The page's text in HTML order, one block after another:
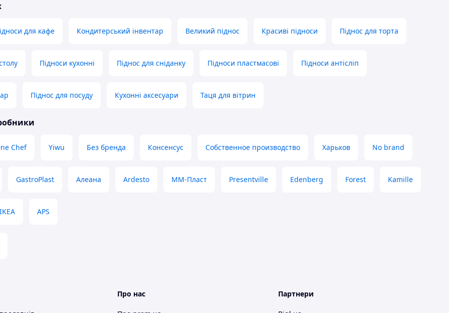
для кафе Кондитерський інвентар Великий піднос Красиві підноси Піднос для торта
Підноси кухонні Піднос для сніданку Підноси пластмасові Підноси антісліп
Піднос для посуду Кухонні аксесуари Таця для вітрин
Chef Yiwu Без бренда Консенсус Собственное производство Харьков No brand
GastroPlast Алеана Ardesto ММ-Пласт Presentville Edenberg Forest Kamille
IKEA APS
Про нас Партнери